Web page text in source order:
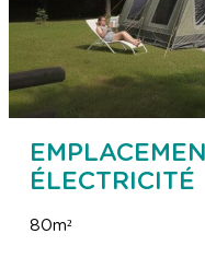
ÉLECTRICITÉ
80m²